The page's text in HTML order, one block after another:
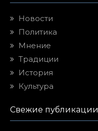
Новости
Политика
Мнение
Традиции
История
Культура
Свежие публикации